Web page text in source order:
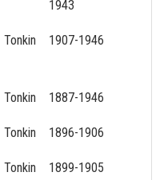
1943
Tonkin 1907-1946
Tonkin 1887-1946
Tonkin 1896-1906
Tonkin 1899-1905